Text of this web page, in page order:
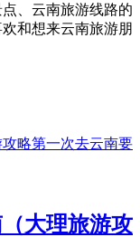
、云南旅游线路的
和想来云南旅游朋
大理旅游攻